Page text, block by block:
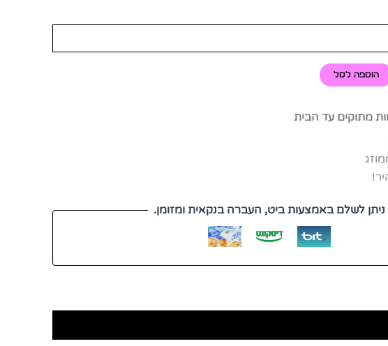
הוספה לסל
מתוקים עד הבית
ניתן לשלם באמצעות ביט, העברה בנקאית ומזומן.